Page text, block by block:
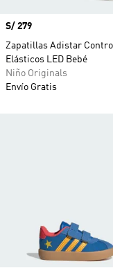
Precio
S/ 279
Zapatillas Adistar
Elásticos LED Bebé
Niño Originals
Envío Gratis